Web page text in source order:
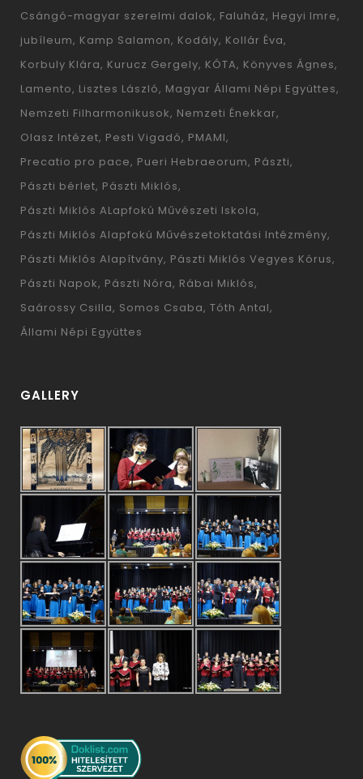
Csángó-magyar szerelmi dalok Faluház Hegyi Imre
jubíleum Kamp Salamon Kodály Kollár Éva
Korbuly Klára Kurucz Gergely KÓTA Könyves Ágnes
Lamento Lisztes László Magyar Állami Népi Együttes
Nemzeti Filharmonikusok Nemzeti Énekkar
Olasz Intézet Pesti Vigadó PMAMI
Precatio pro pace Pueri Hebraeorum Pászti
Pászti bérlet Pászti Miklós
Pászti Miklós ALapfokú Művészeti Iskola
Pászti Miklós Alapfokú Művészetoktatási Intézmény
Pászti Miklós Alapítvány Pászti Miklós Vegyes Kórus
Pászti Napok Pászti Nóra Rábai Miklós
Saárossy Csilla Somos Csaba Tóth Antal
Állami Népi Együttes
GALLERY